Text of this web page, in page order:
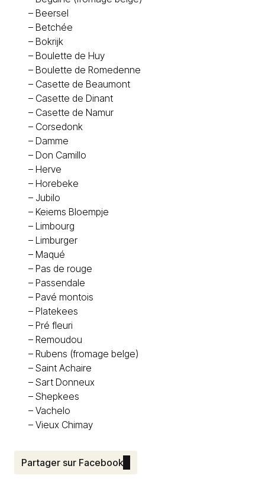
– Beersel
– Betchée
– Bokrijk
– Boulette de Huy
– Boulette de Romedenne
– Casette de Beaumont
– Casette de Dinant
– Casette de Namur
– Corsedonk
– Damme
– Don Camillo
– Herve
– Horebeke
– Jubilo
– Keiems Bloempje
– Limbourg
– Limburger
– Maqué
– Pas de rouge
– Passendale
– Pavé montois
– Platekees
– Pré fleuri
– Remoudou
– Rubens (fromage belge)
– Saint Achaire
– Sart Donneux
– Shepkees
– Vachelo
– Vieux Chimay
Partager sur Facebook